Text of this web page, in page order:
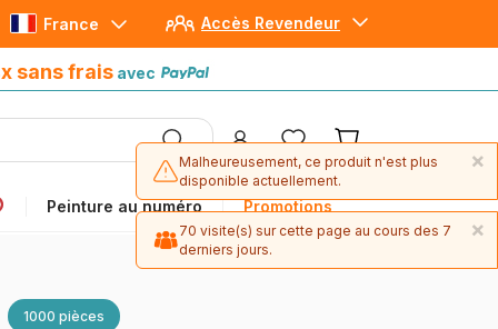
Accès Revendeur
France
sans frais avec
Peinture au numéro Promotions
avec Paypal
1000 pièces
×
Malheureusement, ce produit n'est plus
disponible actuellement.
×
70 visite(s) sur cette page au cours des 7
derniers jours.